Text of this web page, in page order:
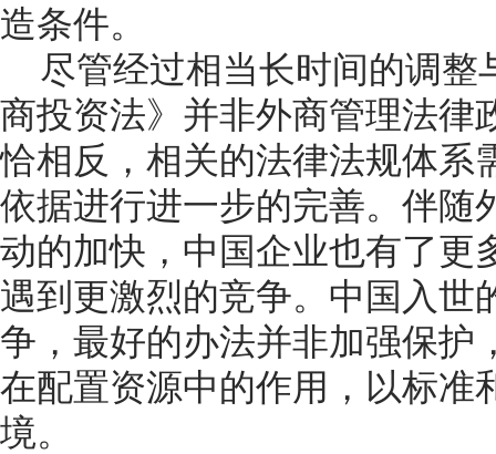
造条件。
尽管经过相当长时间的调整
商投资法》并非外商管理法律
恰相反，相关的法律法规体系
依据进行进一步的完善。伴随
动的加快，中国企业也有了更
遇到更激烈的竞争。中国入世
争，最好的办法并非加强保护
在配置资源中的作用，以标准
境。